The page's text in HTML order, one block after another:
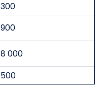
300
900
8 000
500